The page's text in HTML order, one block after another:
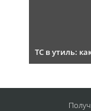
ТС в утиль: